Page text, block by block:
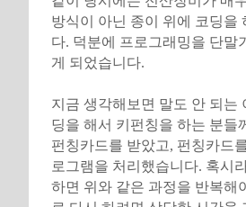
방식이 아닌 종이 위에 코딩을
다. 덕분에 프로그래밍을 단말
게 되었습니다.
지금 생각해보면 말도 안 되는
딩을 해서 키펀칭을 하는 분들
펀칭카드를 받았고, 펀칭카드
로그램을 처리했습니다. 혹시
하면 위와 같은 과정을 반복해